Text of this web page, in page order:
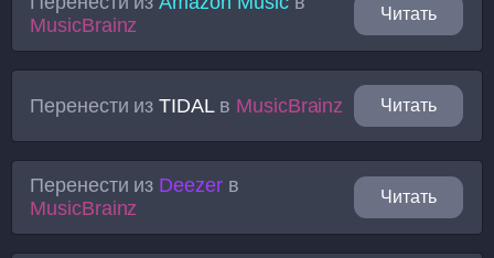
MusicBrainz
Читать
Перенести изTIDALв MusicBrainz Читать
Перенести из Deezer в
MusicBrainz
Читать